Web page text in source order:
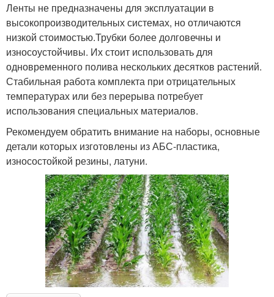
Ленты не предназначены для эксплуатации в
высокопроизводительных системах, но отличаются
низкой стоимостью.Трубки более долговечны и
износоустойчивы. Их стоит использовать для
одновременного полива нескольких десятков растений.
Стабильная работа комплекта при отрицательных
температурах или без перерыва потребует
использования специальных материалов.
Рекомендуем обратить внимание на наборы, основные
детали которых изготовлены из АБС-пластика,
износостойкой резины, латуни.